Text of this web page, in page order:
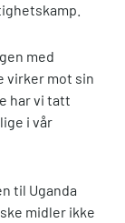
med
virker mot sin
har vi tatt
i vår
til Uganda
midler ikke